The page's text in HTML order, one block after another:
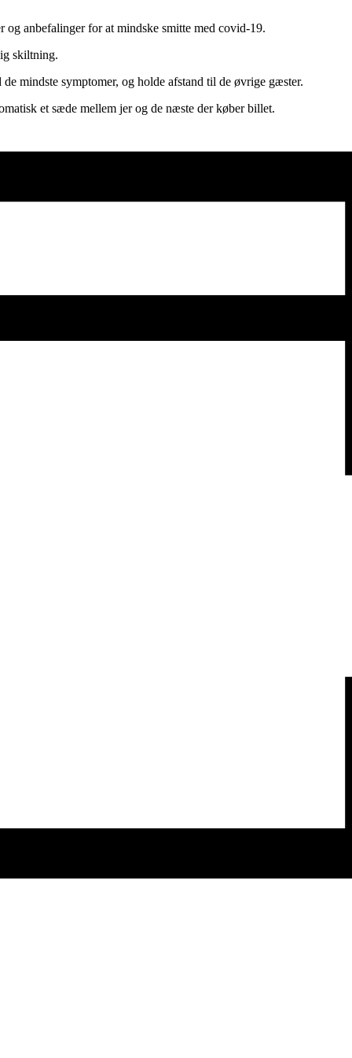
anbefalinger for at mindske smitte med covid-19.
skiltning.
mindste symptomer, og holde afstand til de øvrige gæster.
et sæde mellem jer og de næste der køber billet.